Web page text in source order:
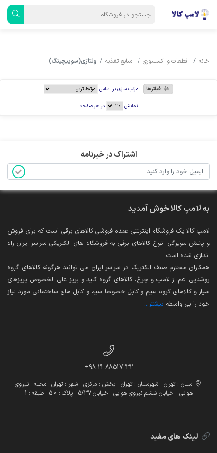
خانه قطعات و اکسسوری منابع تغذیه ولتاژی(سوییچینگ)
فیلترها مرتب سازی بر اساس
نمایش در هر صفحه
اشتراک در خبرنامه
به لامپ کالا خوش آمدید
لامپ کالا یک فروشگاه اینترنتی عمده فروشی کالاهای برقی است که برای فروش
و پخش مویرگی انواع کالاهای برقی به فروشگاه های الکتریکی سراسر ایران راه
اندازی شده است.
همکاران محترم صنف الکتریک در سراسر ایران می توانند هرگونه کالاهای گروه
روشنایی اعم از لامپ و چراغ، کالاهای گروه کلید و پریز علی الخصوص پریزهای
سیار و کالاهای گروه سیم و کابل خصوصا سیم و کابل های ساختمانی مورد نیاز
خود را بی واسطه بیشتر...
88517232 21 98+
استان : تهران - شهرستان : تهران - بخش : مرکزی - شهر : تهران - محله : نیروی
هوائی - خیابان ششم نیروی هوایی - خیابان 5/37 - پلاک : 5.0 - طبقه : 1
لینک های مفید